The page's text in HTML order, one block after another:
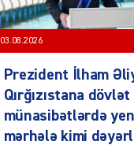
03.08.2026
Prezident İlham
Qırğızıstana
münasibətlərdə
mərhələ kimi